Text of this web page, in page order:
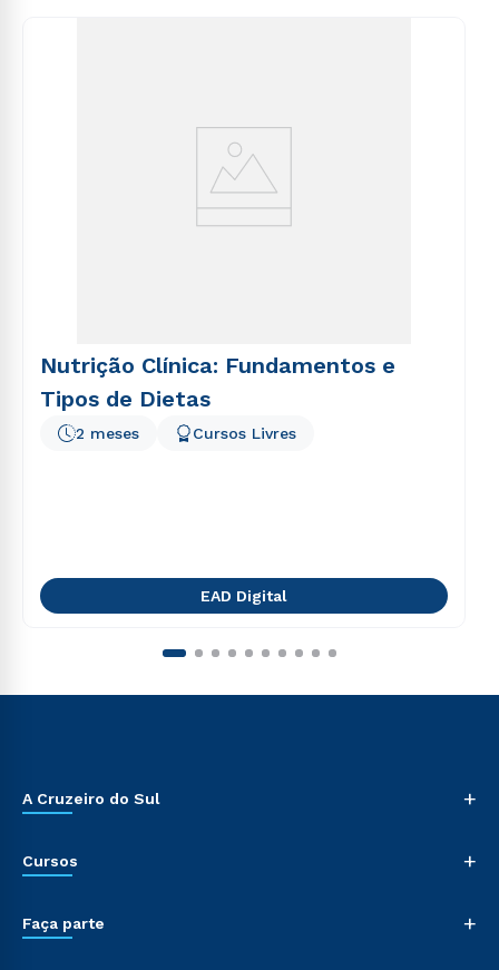
Nutrição Clínica: Fundamentos e
Tipos de Dietas
2 meses Cursos Livres
EAD Digital
A Cruzeiro do Sul +
Cursos +
Faça parte +